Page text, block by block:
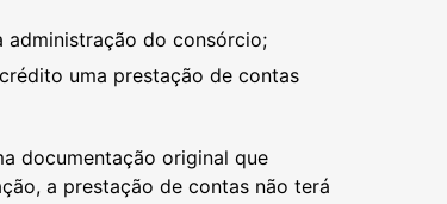
administração do consórcio;
uma prestação de contas
documentação original que
a prestação de contas não terá